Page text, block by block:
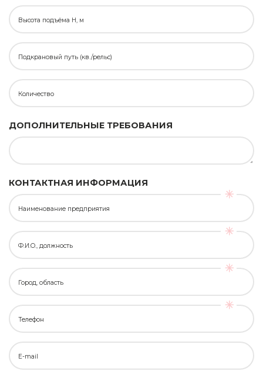
Высота подъёма H, м
Подкрановый путь (кв./рельс)
Количество
ДОПОЛНИТЕЛЬНЫЕ ТРЕБОВАНИЯ
КОНТАКТНАЯ ИНФОРМАЦИЯ
Наименование предприятия
Ф.И.О., должность
Город, область
Телефон
E-mail